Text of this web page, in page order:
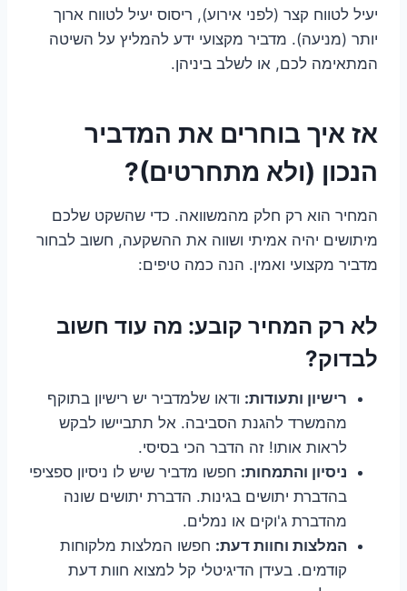
יעיל לטווח קצר (לפני אירוע), ריסוס יעיל לטווח ארוך
יותר (מניעה). מדביר מקצועי ידע להמליץ על השיטה
המתאימה לכם, או לשלב ביניהן.
אז איך בוחרים את המדביר
הנכון (ולא מתחרטים)?
המחיר הוא רק חלק מהמשוואה. כדי שהשקט שלכם
מיתושים יהיה אמיתי ושווה את ההשקעה, חשוב לבחור
מדביר מקצועי ואמין. הנה כמה טיפים:
לא רק המחיר קובע: מה עוד חשוב
לבדוק?
רישיון ותעודות: ודאו שלמדביר יש רישיון בתוקף
מהמשרד להגנת הסביבה. אל תתביישו לבקש
לראות אותו! זה הדבר הכי בסיסי.
ניסיון והתמחות: חפשו מדביר שיש לו ניסיון ספציפי
בהדברת יתושים בגינות. הדברת יתושים שונה
מהדברת ג'וקים או נמלים.
המלצות וחוות דעת: חפשו המלצות מלקוחות
קודמים. בעידן הדיגיטלי קל למצוא חוות דעת